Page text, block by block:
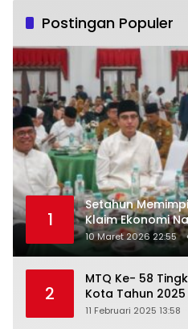
Postingan Populer
1
Setahun
Klaim Ekonomi
Turun
10 Maret 2026 22:55
2
MTQ Ke- 58
Kota Tahun 2025
11 Februari 2025 13:58